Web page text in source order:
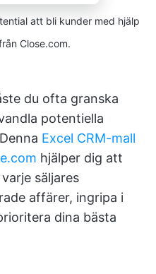
att bli kunder med hjälp
Close.com.
du ofta granska
potentiella
Excel CRM-mall
hjälper dig att
säljares
affärer, ingripa i
dina bästa